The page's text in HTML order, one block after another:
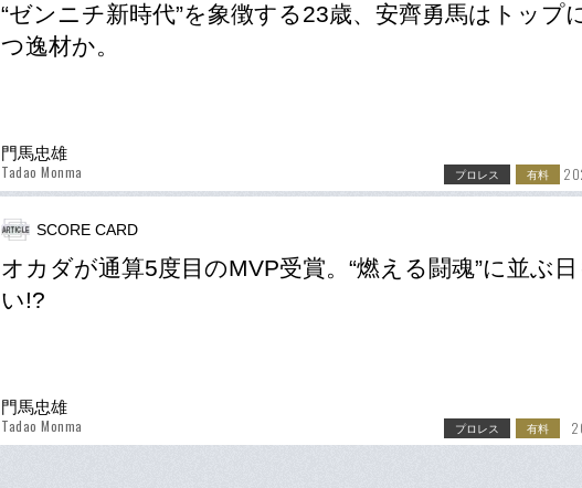
“ゼンニチ新時代”を象徴する23歳、安齊勇馬はトップ
つ逸材か。
門馬忠雄
Tadao Monma プロレス 有料
SCORE CARD
オカダが通算5度目のMVP受賞。“燃える闘魂”に並ぶ
い!?
門馬忠雄
Tadao Monma プロレス 有料